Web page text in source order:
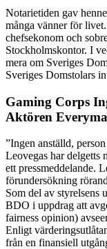
Notarietiden gav
många vänner för
chefsekonom och
Stockholmskontor. I
mera om Sveriges
Sveriges Domstolars
Gaming Corps
Aktören
”Ingen anställd,
Leovegas har delgetts
ett pressmeddelande.
förundersökning
Som del av styrelsens
BDO i uppdrag att
fairness opinion)
Enligt
från en finansiell